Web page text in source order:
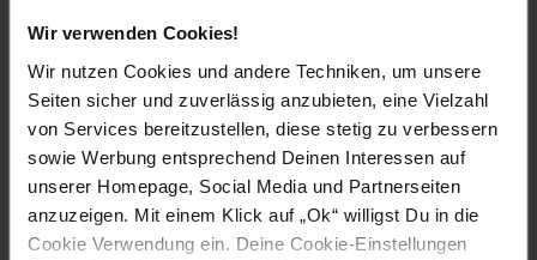
Wir verwenden Cookies!
Wir nutzen Cookies und andere Techniken, um unsere
Seiten sicher und zuverlässig anzubieten, eine Vielzahl
von Services bereitzustellen, diese stetig zu verbessern
sowie Werbung entsprechend Deinen Interessen auf
unserer Homepage, Social Media und Partnerseiten
anzuzeigen. Mit einem Klick auf „Ok“ willigst Du in die
Cookie Verwendung ein. Deine Cookie-Einstellungen
Herstellerinformationen
Fußzeile
Weitere Online-Angebote